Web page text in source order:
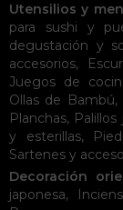
Utensilios y
para sushi y
degustación y
accesorios,
Juegos de
Ollas de Bambú,
Planchas,
y esterillas,
Sartenes y
Decoración
japonesa,